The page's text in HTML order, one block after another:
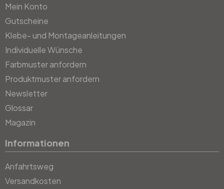
Mein Konto
Gutscheine
Klebe- und Montageanleitungen
Individuelle Wünsche
Farbmuster anfordern
Produktmuster anfordern
Newsletter
Glossar
Magazin
Informationen
Anfahrtsweg
Versandkosten